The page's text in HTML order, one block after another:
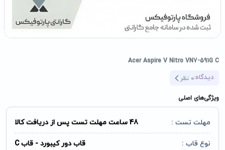
Acer Aspire V Nitro VN7-591G C
دیدگاه:0 نظر
ویژگی‌های اصلی
مهلت تست : 48 ساعت مهلت تست پس از دریافت کالا
نوع قاب : قاب دور کیبورد - قاب C